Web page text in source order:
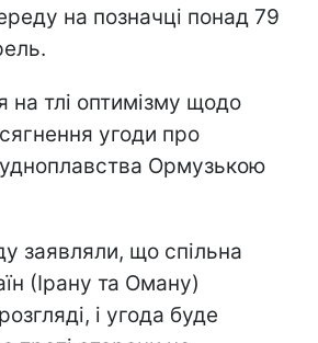
на позначці понад 79
на тлі оптимізму щодо
угоди про
Ормузькою
заявляли, що спільна
(Ірану та Оману)
і угода буде